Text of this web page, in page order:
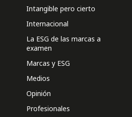
Intangible pero cierto
Internacional
La ESG de las marcas a
examen
Marcas y ESG
Medios
Opinión
Profesionales